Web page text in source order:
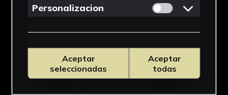
Personalizacion Permitir cookies
Aceptar
seleccionadas
Aceptar
todas